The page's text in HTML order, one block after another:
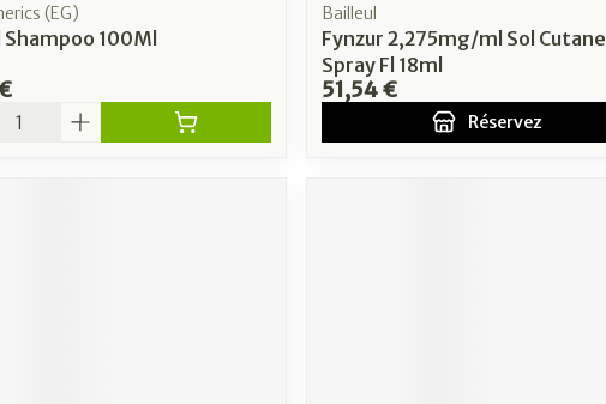
(EG)
Shampoo 100Ml
Bailleul
Fynzur 2,275mg/ml Sol Cutane
Spray Fl 18ml
51,54 €
Réservez